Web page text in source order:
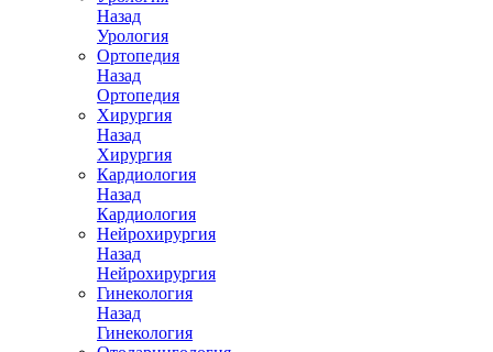
Назад
Урология
Ортопедия
Назад
Ортопедия
Хирургия
Назад
Хирургия
Кардиология
Назад
Кардиология
Нейрохирургия
Назад
Нейрохирургия
Гинекология
Назад
Гинекология